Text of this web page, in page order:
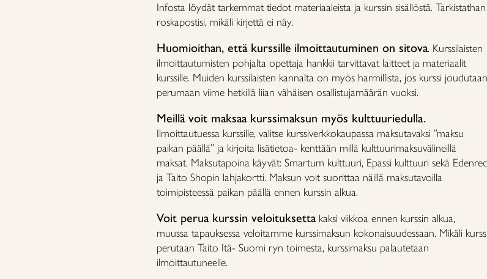
Infosta löydät tarkemmat tiedot materiaaleista ja kurssin sisällöstä. Tarkistathan
roskapostisi, mikäli kirjettä ei näy.
Huomioithan, että kurssille ilmoittautuminen on sitova. Kurssilaisten
ilmoittautumisten pohjalta opettaja hankkii tarvittavat laitteet ja materiaalit
kurssille. Muiden kurssilaisten kannalta on myös harmillista, jos kurssi joudutaan
perumaan viime hetkillä liian vähäisen osallistujamäärän vuoksi.
Meillä voit maksaa kurssimaksun myös kulttuuriedulla.
Ilmoittautuessa kurssille, valitse kurssiverkkokaupassa maksutavaksi ”maksu
paikan päällä” ja kirjoita lisätietoa- kenttään millä kulttuurimaksuvälineillä
maksat. Maksutapoina käyvät: Smartum kulttuuri, Epassi kulttuuri sekä Edenred
ja Taito Shopin lahjakortti. Maksun voit suorittaa näillä maksutavoilla
toimipisteessä paikan päällä ennen kurssin alkua.
Voit perua kurssin veloituksettakaksi viikkoa ennen kurssin alkua,
muussa tapauksessa veloitamme kurssimaksun kokonaisuudessaan. Mikäli kurssi
perutaan Taito Itä- Suomi ryn toimesta, kurssimaksu palautetaan
ilmoittautuneelle.